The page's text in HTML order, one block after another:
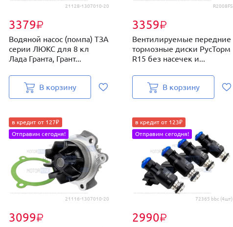
21128-1307010-20
3379₽
Водяной насос (помпа) ТЗА
серии ЛЮКС для 8 кл
Лада Гранта, Грант...
В корзину
R2008FS
3359₽
Вентилируемые передние
тормозные диски РусТорм
R15 без насечек и...
В корзину
21116-1307010-20
3099₽
в кредит от 127₽
Отправим сегодня!
72365 bbc (4шт)
2990₽
в кредит от 123₽
Отправим сегодня!